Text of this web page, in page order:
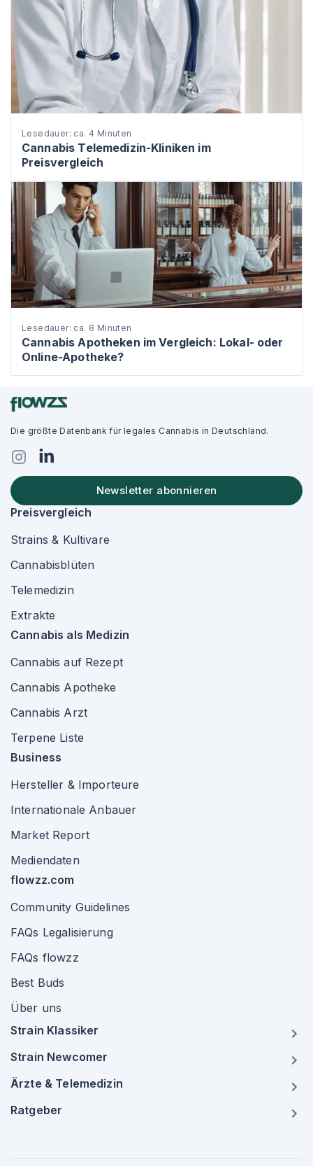
Lesedauer: ca. 4 Minuten
Cannabis Telemedizin-Kliniken im
Preisvergleich
Lesedauer: ca. 8 Minuten
Cannabis Apotheken im Vergleich: Lokal- oder
Online-Apotheke?
Die größte Datenbank für legales Cannabis in Deutschland.
Newsletter abonnieren
Preisvergleich
Strains & Kultivare
Cannabisblüten
Telemedizin
Extrakte
Cannabis als Medizin
Cannabis auf Rezept
Cannabis Apotheke
Cannabis Arzt
Terpene Liste
Business
Hersteller & Importeure
Internationale Anbauer
Market Report
Mediendaten
flowzz.com
Community Guidelines
FAQs Legalisierung
FAQs flowzz
Best Buds
Über uns
Strain Klassiker
Strain Newcomer
Ärzte & Telemedizin
Ratgeber